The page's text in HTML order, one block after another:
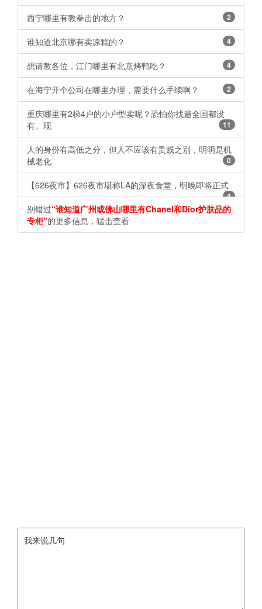
西宁哪里有教拳击的地方？ 2
谁知道北京哪有卖凉糕的？ 4
想请教各位，江门哪里有北京烤鸭吃？ 4
在海宁开个公司在哪里办理，需要什么手续啊？ 2
重庆哪里有2梯4户的小户型卖呢？恐怕你找遍全国都没
有。现
11
人的身份有高低之分，但人不应该有贵贱之别，明明是机
械老化
0
【626夜市】626夜市堪称LA的深夜食堂，明晚即将正式
4
别错过“谁知道广州或佛山哪里有Chanel和Dior护肤品的
专柜”的更多信息，猛击查看